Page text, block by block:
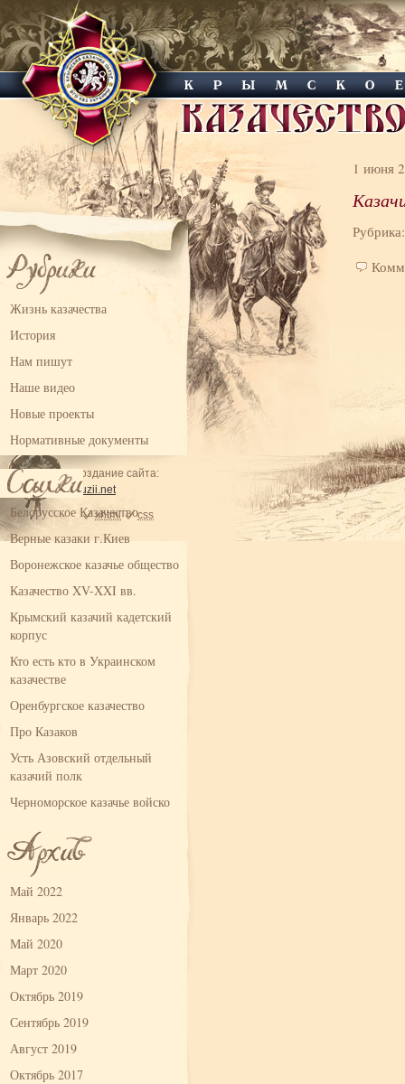
Жизнь казачества
История
Нам пишут
Наше видео
Новые проекты
Нормативные документы
Белорусское Казачество
Верные казаки г.Киев
Воронежское казачье общество
Казачество XV-XXI вв.
Крымский казачий кадетский
корпус
Кто есть кто в Украинском
казачестве
Оренбургское казачество
Про Казаков
Усть Азовский отдельный
казачий полк
Черноморское казачье войско
Май 2022
Январь 2022
Май 2020
Март 2020
Октябрь 2019
Сентябрь 2019
Август 2019
Октябрь 2017
1 июня
Создание сайта:
illuzii.net
xhtml
css